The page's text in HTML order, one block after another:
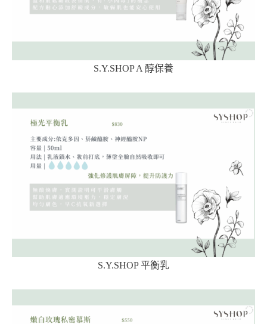
S.Y.SHOP A 醇保養
S.Y.SHOP 平衡乳